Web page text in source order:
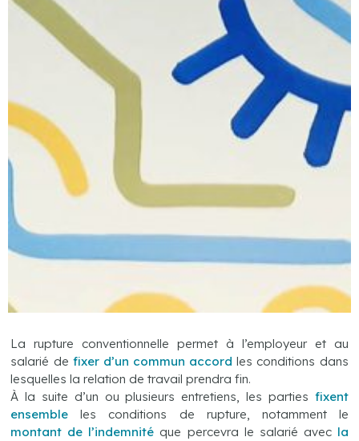
La rupture conventionnelle permet à l’employeur et au
salarié de fixer d’un commun accordles conditions dans
lesquelles la relation de travail prendra fin.
À la suite d’un ou plusieurs entretiens, les parties fixent
ensemble
les conditions de rupture, notamment le
montant de l’indemnité que percevra le salarié avec la